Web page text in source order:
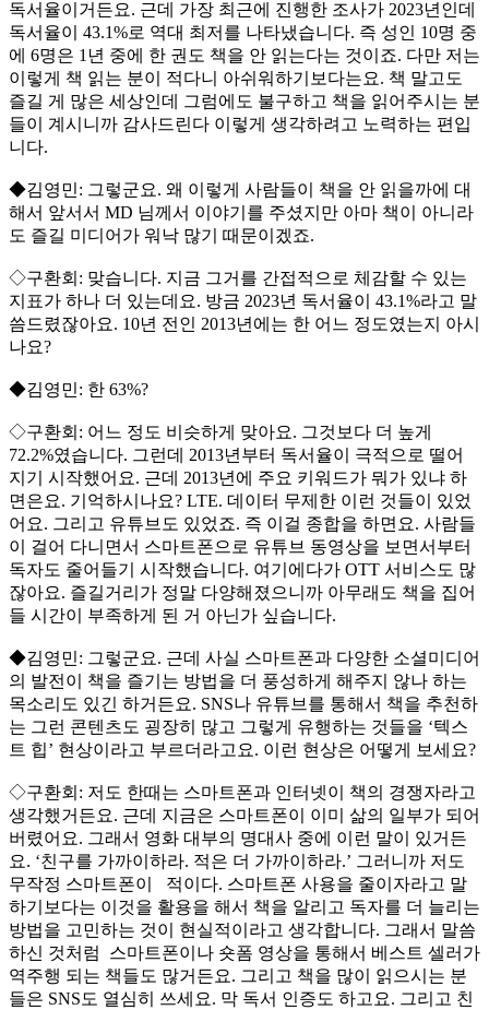
독서율이거든요. 근데 가장 최근에 진행한 조사가 2023년인데
독서율이 43.1%로 역대 최저를 나타냈습니다. 즉 성인 10명 중
에 6명은 1년 중에 한 권도 책을 안 읽는다는 것이죠. 다만 저는
이렇게 책 읽는 분이 적다니 아쉬워하기보다는요. 책 말고도
즐길 게 많은 세상인데 그럼에도 불구하고 책을 읽어주시는 분
들이 계시니까 감사드린다 이렇게 생각하려고 노력하는 편입
니다.
◆김영민: 그렇군요. 왜 이렇게 사람들이 책을 안 읽을까에 대
해서 앞서서 MD 님께서 이야기를 주셨지만 아마 책이 아니라
도 즐길 미디어가 워낙 많기 때문이겠죠.
◇구환회: 맞습니다. 지금 그거를 간접적으로 체감할 수 있는
지표가 하나 더 있는데요. 방금 2023년 독서율이 43.1%라고 말
씀드렸잖아요. 10년 전인 2013년에는 한 어느 정도였는지 아시
나요?
◆김영민: 한 63%?
◇구환회: 어느 정도 비슷하게 맞아요. 그것보다 더 높게
72.2%였습니다. 그런데 2013년부터 독서율이 극적으로 떨어
지기 시작했어요. 근데 2013년에 주요 키워드가 뭐가 있냐 하
면은요. 기억하시나요? LTE. 데이터 무제한 이런 것들이 있었
어요. 그리고 유튜브도 있었죠. 즉 이걸 종합을 하면요. 사람들
이 걸어 다니면서 스마트폰으로 유튜브 동영상을 보면서부터
독자도 줄어들기 시작했습니다. 여기에다가 OTT 서비스도 많
잖아요. 즐길거리가 정말 다양해졌으니까 아무래도 책을 집어
들 시간이 부족하게 된 거 아닌가 싶습니다.
◆김영민: 그렇군요. 근데 사실 스마트폰과 다양한 소셜미디어
의 발전이 책을 즐기는 방법을 더 풍성하게 해주지 않나 하는
목소리도 있긴 하거든요. SNS나 유튜브를 통해서 책을 추천하
는 그런 콘텐츠도 굉장히 많고 그렇게 유행하는 것들을 ‘텍스
트 힙’ 현상이라고 부르더라고요. 이런 현상은 어떻게 보세요?
◇구환회: 저도 한때는 스마트폰과 인터넷이 책의 경쟁자라고
생각했거든요. 근데 지금은 스마트폰이 이미 삶의 일부가 되어
버렸어요. 그래서 영화 대부의 명대사 중에 이런 말이 있거든
요. ‘친구를 가까이하라. 적은 더 가까이하라.’ 그러니까 저도
무작정 스마트폰이 적이다. 스마트폰 사용을 줄이자라고 말
하기보다는 이것을 활용을 해서 책을 알리고 독자를 더 늘리는
방법을 고민하는 것이 현실적이라고 생각합니다. 그래서 말씀
하신 것처럼 스마트폰이나 숏폼 영상을 통해서 베스트 셀러가
역주행 되는 책들도 많거든요. 그리고 책을 많이 읽으시는 분
들은 SNS도 열심히 쓰세요. 막 독서 인증도 하고요. 그리고 친